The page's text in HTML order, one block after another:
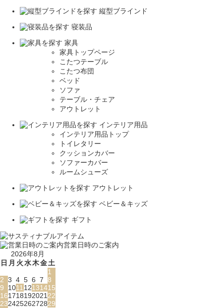
縦型ブラインド
寝装品
家具
家具トップページ
こたつテーブル
こたつ布団
ベッド
ソファ
テーブル・チェア
アウトレット
インテリア用品
インテリア用品トップ
トイレタリー
クッションカバー
ソファーカバー
ルームシューズ
アウトレット
ベビー＆キッズ
ギフト
営業日時のご案内
2026年8月
日 月 火水木金土
1
2 3 4 5 6 7 8
9
1011 12131415
161718192021 22
23242526272829